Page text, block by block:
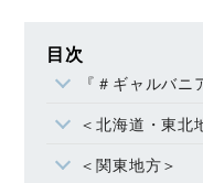
目次
『＃ギャルバニア』購入
＜北海道・東北
＜関東地方＞